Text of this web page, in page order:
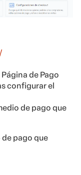
de Pago
configurar el
de pago que
pago que